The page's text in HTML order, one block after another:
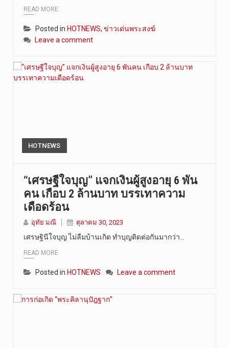
READ MORE
Posted in HOTNEWS, ข่าวเด่นพระสงฆ์
Leave a comment
HOTNEWS
“เศรษฐีใจบุญ” แจกเงินผู้สูงอายุ 6 พัน
คน เกือบ 2 ล้านบาท บรรเทาความ
เดือดร้อน
อุทัย มณี ตุลาคม 30, 2023
เศรษฐินีใจบุญ ไม่ลืมบ้านเกิด ทำบุญติดต่อกันมากว่า…
READ MORE
Posted in HOTNEWS Leave a comment